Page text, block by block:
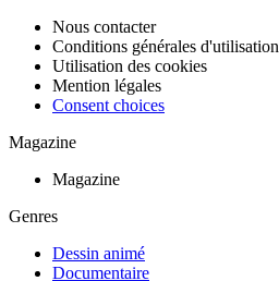
Nous contacter
Conditions générales d'utilisation
Utilisation des cookies
Mention légales
Consent choices
Magazine
Magazine
Genres
Dessin animé
Documentaire